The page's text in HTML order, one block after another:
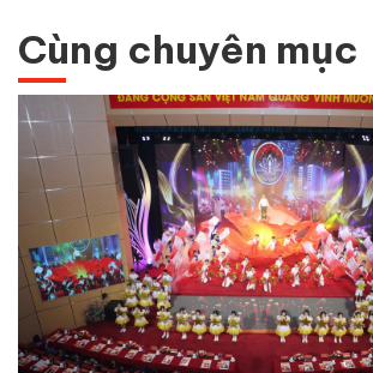
Cùng chuyên mục